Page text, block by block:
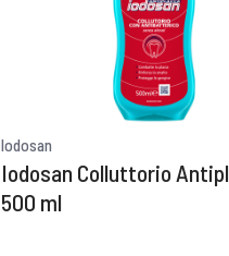
Iodosan
Iodosan Colluttorio
500 ml